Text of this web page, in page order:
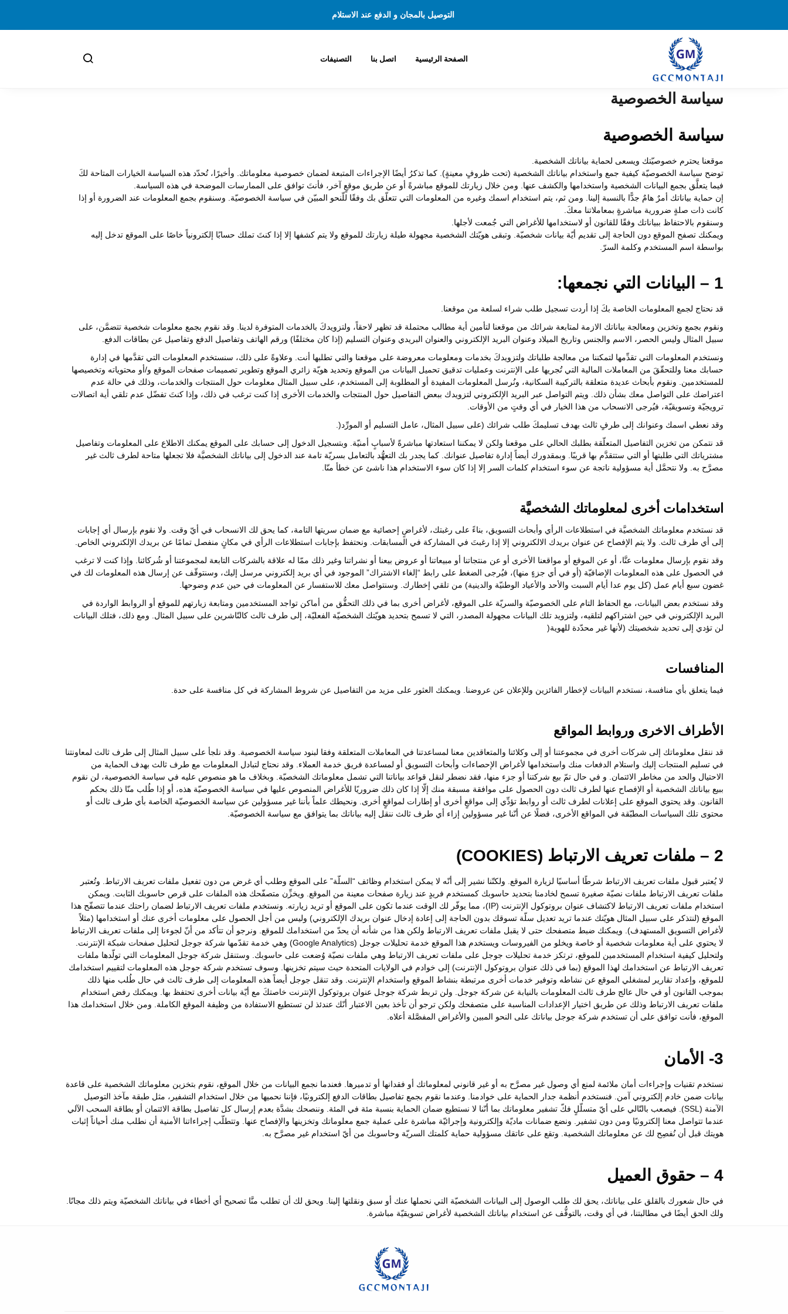
التوصيل بالمجان و الدفع عند الاستلام
الصفحة الرئيسية اتصل بنا التصنيفات
سياسة الخصوصية
سياسة الخصوصية
موقعنا يحترم خصوصيّتك ويسعى لحماية بياناتك الشخصية.
توضح سياسة الخصوصيّة كيفية جمع واستخدام بياناتك الشخصية (تحت ظروفٍ معينةٍ). كما تذكرُ أيضًا الإجراءات المتبعة لضمان خصوصية معلوماتك. وأخيرًا، تُحدّد هذه السياسة الخيارات المتاحة لكَ
فيما يتعلَّق بجمع البيانات الشخصية واستخدامها والكشف عنها. ومن خلال زيارتك للموقع مباشرةً أو عن طريق موقعٍ آخر، فأنتَ توافق على الممارسات الموضحة في هذه السياسة.
إن حماية بياناتك أمرٌ هامٌ جدًّا بالنسبة إلينا. ومن ثم، يتم استخدام اسمك وغيره من المعلومات التي تتعلّق بك وفقًا للّنحو المبيّن في سياسة الخصوصيّة. وسنقوم بجمع المعلومات عند الضرورة أو إذا
كانت ذات صلةٍ ضرورية مباشرةٍ بمعاملاتنا معكَ.
وسنقوم بالاحتفاظ ببياناتك وفقًا للقانون أو لاستخدامها للأغراض التي جُمعت لأجلها.
ويمكنك تصفح الموقع دون الحاجة إلى تقديم أيّة بيانات شخصيّة. وتبقى هويّتك الشخصية مجهولة طيلة زيارتك للموقع ولا يتم كشفها إلا إذا كنتَ تملك حسابًا إلكترونياً خاصًا على الموقع تدخل إليه
بواسطة اسم المستخدم وكلمة السرّ.
1 – البيانات التي نجمعها:
قد نحتاج لجمع المعلومات الخاصة بكَ إذا أردت تسجيل طلب شراء لسلعة من موقعنا.
ونقوم بجمع وتخزين ومعالجة بياناتك الازمة لمتابعة شرائك من موقعنا لتأمين أية مطالب محتملة قد تظهر لاحقاً، ولتزويدكَ بالخدمات المتوفرة لدينا. وقد نقوم بجمع معلومات شخصية تتضمَّن، على
سبيل المثال وليس الحصر، الاسم والجنس وتاريخ الميلاد وعنوان البريد الإلكتروني والعنوان البريدي وعنوان التسليم (إذا كان مختلفًا) ورقم الهاتف وتفاصيل الدفع وتفاصيل عن بطاقات الدفع.
ونستخدم المعلومات التي تقدِّمها لتمكننا من معالجة طلباتك ولتزويدكَ بخدمات ومعلومات معروضة على موقعنا والتي تطلبها أنت. وعلاوةً على ذلك، سنستخدم المعلومات التي تقدَّمها في إدارة
حسابك معنا وللتحقّقَ من المعاملات المالية التي تُجريها على الإنترنت وعمليات تدقيق تحميل البيانات من الموقع وتحديد هويّة زائري الموقع وتطوير تصميمات صفحات الموقع و/أو محتوياته وتخصيصها
للمستخدمين. ونقوم بأبحاث عديدة متعلقة بالتركيبة السكانية، ونُرسل المعلومات المفيدة أو المطلوبة إلى المستخدم، على سبيل المثال معلومات حول المنتجات والخدمات، وذلك في حالة عدم
اعتراضك على التواصل معك بشأن ذلك. ويتم التواصل عبر البريد الإلكتروني لتزويدك ببعض التفاصيل حول المنتجات والخدمات الأخرى إذا كنت ترغب في ذلك، وإذا كنتَ تفضّل عدم تلقي أية اتصالات
ترويجيّة وتسويقيّة، فيُرجى الانسحاب من هذا الخيار في أي وقتٍ من الأوقات.
وقد نعطي اسمك وعنوانك إلى طرفٍ ثالث بهدف تسليمكَ طلب شرائك (على سبيل المثال، عامل التسليم أو المورِّد(.
قد نتمكن من تخزين التفاصيل المتعلّقة بطلبك الحالي على موقعنا ولكن لا يمكننا استعادتها مباشرةً لأسبابٍ أمنيّة. وبتسجيل الدخول إلى حسابك على الموقع يمكنك الاطلاع على المعلومات وتفاصيل
مشترياتك التي طلبتها أو التي ستتقدَّم بها قريبًا. وبمقدورك أيضاً إدارة تفاصيل عنوانك. كما يجدر بك التعهُّد بالتعامل بسريّة تامة عند الدخول إلى بياناتك الشخصيَّة فلا تجعلها متاحة لطرف ثالث غير
مصرَّح به. ولا نتحمَّل أية مسؤولية ناتجة عن سوء استخدام كلمات السر إلا إذا كان سوء الاستخدام هذا ناشئ عن خطأ منّا.
استخدامات أخرى لمعلوماتك الشخصيَّة
قد نستخدم معلوماتك الشخصيَّة في استطلاعات الرأي وأبحاث التسويق، بناءً على رغبتك، لأغراضٍ إحصائية مع ضمان سريتها التامة، كما يحق لك الانسحاب في أيّ وقت. ولا نقوم بإرسال أي إجابات
إلى أي طرف ثالث. ولا يتم الإفصاح عن عنوان بريدك الالكتروني إلا إذا رغبتَ في المشاركة في المسابقات. ونحتفظ بإجابات استطلاعات الرأي في مكانٍ منفصل تمامًا عن بريدك الإلكتروني الخاص.
وقد نقوم بإرسال معلومات عنَّا، أو عن الموقع أو مواقعنا الأخرى أو عن منتجاتنا أو مبيعاتنا أو عروض بيعنا أو نشراتنا وغير ذلك ممّا له علاقة بالشركات التابعة لمجموعتنا أو شُركائنا. وإذا كنت لا ترغب
في الحصول على هذه المعلومات الإضافيّة (أو في أي جزءٍ منها)، فيُرجى الضغط على رابط “إلغاء الاشتراك” الموجود في أي بريد إلكتروني مرسل إليك، وسنتوقّف عن إرسال هذه المعلومات لك في
غضون سبع أيام عمل (كل يوم عدا أيام السبت والأحد والأعياد الوطنيّة والدينية) من تلقي إخطارك. وسنتواصل معك للاستفسار عن المعلومات في حين عدم وضوحها.
وقد نستخدم بعض البيانات، مع الحفاظ التام على الخصوصيّة والسريّة على الموقع، لأغراض أخرى بما في ذلك التحقُّق من أماكن تواجد المستخدمين ومتابعة زيارتهم للموقع أو الروابط الواردة في
البريد الإلكتروني في حين اشتراكهم لتلقيه، ولتزويد تلك البيانات مجهولة المصدر، التي لا تسمح بتحديد هويّتك الشخصيّة الفعليّة، إلى طرف ثالث كالنّاشرين على سبيل المثال. ومع ذلك، فتلك البيانات
لن تؤدي إلى تحديد شخصيتك (لأنها غير محدّدة للهوية(
المنافسات
فيما يتعلق بأي منافسة، نستخدم البيانات لإخطار الفائزين وللإعلان عن عروضنا. ويمكنك العثور على مزيد من التفاصيل عن شروط المشاركة في كل منافسة على حدة.
الأطراف الاخرى وروابط المواقع
قد ننقل معلوماتك إلى شركات أخرى في مجموعتنا أو إلى وكلائنا والمتعاقدين معنا لمساعدتنا في المعاملات المتعلقة وفقا لبنود سياسة الخصوصية. وقد نلجأ على سبيل المثال إلى طرف ثالث لمعاونتنا
في تسليم المنتجات إليك واستلام الدفعات منك واستخدامها لأغراض الإحصاءات وأبحاث التسويق أو لمساعدة فريق خدمة العملاء. وقد نحتاج لتبادل المعلومات مع طرف ثالث بهدف الحماية من
الاحتيال والحد من مخاطر الائتمان. و في حال تمّ بيع شركتنا أو جزء منها، فقد نضطر لنقل قواعد بياناتنا التي تشمل معلوماتك الشخصيّة. وبخلاف ما هو منصوص عليه في سياسة الخصوصية، لن نقوم
ببيع بياناتك الشخصية أو الإفصاح عنها لطرف ثالث دون الحصول على موافقة مسبقة منك إلّا إذا كان ذلك ضروريًا للأغراض المنصوص عليها في سياسة الخصوصيّة هذه، أو إذا طُلب منّا ذلك بحكم
القانون. وقد يحتوي الموقع على إعلانات لطرف ثالث أو روابط تؤدِّي إلى مواقعٍ أخرى أو إطارات لمواقعٍ أخرى. ونحيطك علماً بأننا غير مسؤولين عن سياسة الخصوصيّة الخاصة بأي طرف ثالث أو
محتوى تلك السياسات المطبّقة في المواقع الأخرى، فضلًا عن أنّنا غير مسؤولين إزاء أي طرف ثالث ننقل إليه بياناتك بما يتوافق مع سياسة الخصوصيّة.
2 – ملفات تعريف الارتباط (COOKIES)
لا يُعتبر قبول ملفات تعريف الارتباط شرطًا أساسيًا لزيارة الموقع. ولكنّنا نشير إلى أنّه لا يمكن استخدام وظائف “السلّة” على الموقع وطلب أي غرض من دون تفعيل ملفات تعريف الارتباط. وتُعتبر
ملفات تعريف الارتباط ملفات نصيّة صغيرة تسمح لخادمنا بتحديد حاسوبك كمستخدم فريدٍ عند زيارة صفحات معينة من الموقع. ويخزِّن متصفّحك هذه الملفات على قرص حاسوبك الثابت. ويمكن
استخدام ملفات تعريف الارتباط لاكتشاف عنوان بروتوكول الإنترنت (IP)، مما يوفّر لك الوقت عندما تكون على الموقع أو تريد زيارته. ونستخدم ملفات تعريف الارتباط لضمان راحتك عندما تتصفّح هذا
الموقع (لنتذكر على سبيل المثال هويّتك عندما تريد تعديل سلّة تسوقك بدون الحاجة إلى إعادة إدخال عنوان بريدك الإلكتروني) وليس من أجل الحصول على معلومات أخرى عنك أو استخدامها (مثلاً
لأغراض التسويق المستهدف). ويمكنك ضبط متصفحك حتى لا يقبل ملفات تعريف الارتباط ولكن هذا من شأنه أن يحدّ من استخدامك للموقع. ونرجو أن تتأكد من أنّ لجوءنا إلى ملفات تعريف الارتباط
لا يحتوي على أية معلومات شخصية أو خاصة ويخلو من الفيروسات ويستخدم هذا الموقع خدمة تحليلات جوجل (Google Analytics) وهي خدمة تقدّمها شركة جوجل لتحليل صفحات شبكة الإنترنت.
ولتحليل كيفية استخدام المستخدمين للموقع، ترتكز خدمة تحليلات جوجل على ملفات تعريف الارتباط وهي ملفات نصيّة وُضعت على حاسوبك. وستنقل شركة جوجل المعلومات التي تولّدها ملفات
تعريف الارتباط عن استخدامك لهذا الموقع (بما في ذلك عنوان بروتوكول الإنترنت) إلى خوادم في الولايات المتحدة حيث سيتم تخزينها. وسوف تستخدم شركة جوجل هذه المعلومات لتقييم استخدامك
للموقع، وإعداد تقارير لمشغلي الموقع عن نشاطه وتوفير خدمات أخرى مرتبطة بنشاط الموقع واستخدام الإنترنت. وقد تنقل جوجل أيضاً هذه المعلومات إلى طرف ثالث في حال طُلب منها ذلك
بموجب القانون أو في حال عالج طرف ثالث المعلومات بالنيابة عن شركة جوجل. ولن تربط شركة جوجل عنوان بروتوكول الإنترنت خاصتكَ مع أيّة بيانات أخرى تحتفظ بها. ويمكنك رفض استخدام
ملفات تعريف الارتباط وذلك عن طريق اختيار الإعدادات المناسبة على متصفحك ولكن ترجو أن تأخذ بعين الاعتبار أنّك عندئذ لن تستطيع الاستفادة من وظيفة الموقع الكاملة. ومن خلال استخدامك هذا
الموقع، فأنت توافق على أن تستخدم شركة جوجل بياناتك على النحو المبين والأغراض المفصَّلة أعلاه.
3- الأمان
نستخدم تقنيات وإجراءات أمان ملائمة لمنع أي وصول غير مصرَّح به أو غير قانوني لمعلوماتك أو فقدانها أو تدميرها. فعندما نجمع البيانات من خلال الموقع، نقوم بتخزين معلوماتك الشخصية على قاعدة
بيانات ضمن خادم إلكتروني آمن. فنستخدم أنظمة جدار الحماية على خوادمنا. وعندما نقوم بجمع تفاصيل بطاقات الدفع إلكترونيًا، فإننا نحميها من خلال استخدام التشفير، مثل طبقة مآخذ التوصيل
الآمنة (SSL). فيصعب بالتّالي على أيّ متسلّلٍ فكّ تشفير معلوماتك بما أنّنا لا نستطيع ضمان الحماية بنسبة مئة في المئة. وننصحك بشدَّة بعدم إرسال كل تفاصيل بطاقة الائتمان أو بطاقة السحب الآلي
عندما تتواصل معنا إلكترونيًا ومن دون تشفير. ونضع ضمانات ماديّة وإلكترونية وإجرائيّة مباشرة على عملية جمع معلوماتك وتخزينها والإفصاح عنها. وتتطلّب إجراءاتنا الأمنية أن نطلب منك أحياناً إثبات
هويتك قبل أن نُفصِح لك عن معلوماتك الشخصية. وتقع على عاتقك مسؤولية حماية كلمتك السريّة وحاسوبك من أيّ استخدام غير مصرَّح به.
4 – حقوق العميل
في حال شعورك بالقلق على بياناتك، يحق لك طلب الوصول إلى البيانات الشخصيّة التي نحملها عنك أو سبق ونقلتها إلينا. ويحق لك أن تطلب منَّا تصحيح أي أخطاء في بياناتك الشخصيّة ويتم ذلك مجانًا.
ولك الحق أيضًا في مطالبتنا، في أي وقت، بالتوقُّف عن استخدام بياناتك الشخصية لأغراض تسويقيّة مباشرة.